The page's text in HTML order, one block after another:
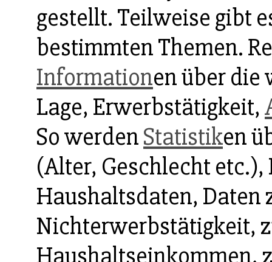
gestellt. Teilweise gibt
bestimmten Themen.
Informationen über
Lage, Erwerbstätigkeit,
So werdenStatistiken
(Alter, Geschlecht
Haushaltsdaten, Daten
Nichterwerbstätigkeit,